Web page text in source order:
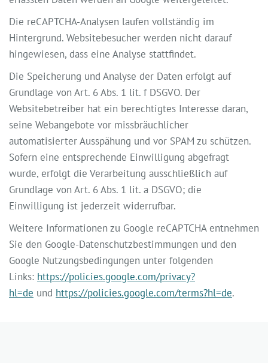
Die reCAPTCHA-Analysen laufen vollständig im
Hintergrund. Websitebesucher werden nicht darauf
hingewiesen, dass eine Analyse stattfindet.
Die Speicherung und Analyse der Daten erfolgt auf
Grundlage von Art. 6 Abs. 1 lit. f DSGVO. Der
Websitebetreiber hat ein berechtigtes Interesse daran,
seine Webangebote vor missbräuchlicher
automatisierter Ausspähung und vor SPAM zu schützen.
Sofern eine entsprechende Einwilligung abgefragt
wurde, erfolgt die Verarbeitung ausschließlich auf
Grundlage von Art. 6 Abs. 1 lit. a DSGVO; die
Einwilligung ist jederzeit widerrufbar.
Weitere Informationen zu Google reCAPTCHA entnehmen
Sie den Google-Datenschutzbestimmungen und den
Google Nutzungsbedingungen unter folgenden
Links: https://policies.google.com/privacy?
hl=de und https://policies.google.com/terms?hl=de.